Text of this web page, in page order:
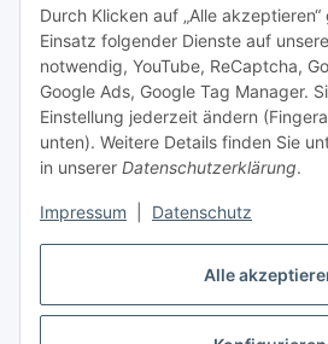
Alle
Durch Klicken auf „Alle
Einsatz folgender Dienste auf
notwendig, YouTube, ReCaptcha,
Google Ads, Google Tag Manager.
Einstellung jederzeit ändern
unten). Weitere Details finden Sie
in unserer Datenschutzerklärung.
Impressum Datenschutz
Gesetzliche Informationen
Spieletreffs in Jülich & Umgebung